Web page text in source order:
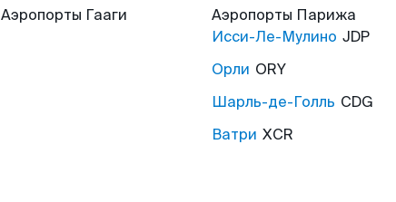
Аэропорты Гааги Аэропорты Парижа
Исси-Ле-Мулино JDP
Орли ORY
Шарль-де-Голль CDG
Ватри XCR